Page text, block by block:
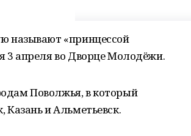
называют «принцессой
3 апреля во Дворце Молодёжи.
Поволжья, в который
Казань и Альметьевск.